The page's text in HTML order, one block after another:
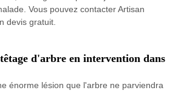
Vous pouvez contacter Artisan
devis gratuit.
d'arbre en intervention dans
énorme lésion que l'arbre ne parviendra